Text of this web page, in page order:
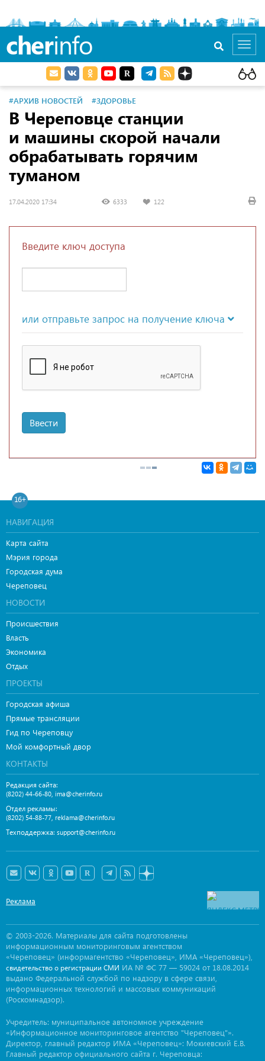
cherinfo
#АРХИВ НОВОСТЕЙ #ЗДОРОВЬЕ
В Череповце станции
и машины скорой начали
обрабатывать горячим
туманом
17.04.2020 17:34 6333 122
Введите ключ доступа
или отправьте запрос на получение ключа
Ввести
16+
НАВИГАЦИЯ
Карта сайта
Мэрия города
Городская дума
Череповец
НОВОСТИ
Происшествия
Власть
Экономика
Отдых
ПРОЕКТЫ
Городская афиша
Прямые трансляции
Гид по Череповцу
Мой комфортный двор
КОНТАКТЫ
Редакция сайта:
(8202) 44-66-80 ima@cherinfo.ru
Отдел рекламы:
(8202) 54-88-77 reklama@cherinfo.ru
Техподдержка: support@cherinfo.ru
Реклама
© 2003-2026. Материалы для сайта подготовлены
информационным мониторинговым агентством
«Череповец» (информагентство «Череповец», ИМА «Череповец»),
свидетельство о регистрации СМИ ИА № ФС 77 — 59024 от 18.08.2014
выдано Федеральной службой по надзору в сфере связи,
информационных технологий и массовых коммуникаций
(Роскомнадзор).
Учредитель: муниципальное автономное учреждение
«Информационное мониторинговое агентство "Череповец"».
Директор, главный редактор ИМА «Череповец»: Мокиевский Е.В.
Главный редактор официального сайта г. Череповца: